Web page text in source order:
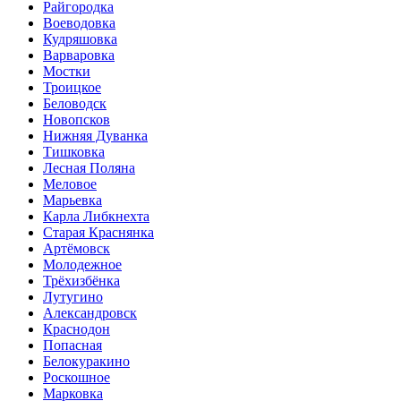
Райгородка
Воеводовка
Кудряшовка
Варваровка
Мостки
Троицкое
Беловодск
Новопсков
Нижняя Дуванка
Тишковка
Лесная Поляна
Меловое
Марьевка
Карла Либкнехта
Старая Краснянка
Артёмовск
Молодежное
Трёхизбёнка
Лутугино
Александровск
Краснодон
Попасная
Белокуракино
Роскошное
Марковка